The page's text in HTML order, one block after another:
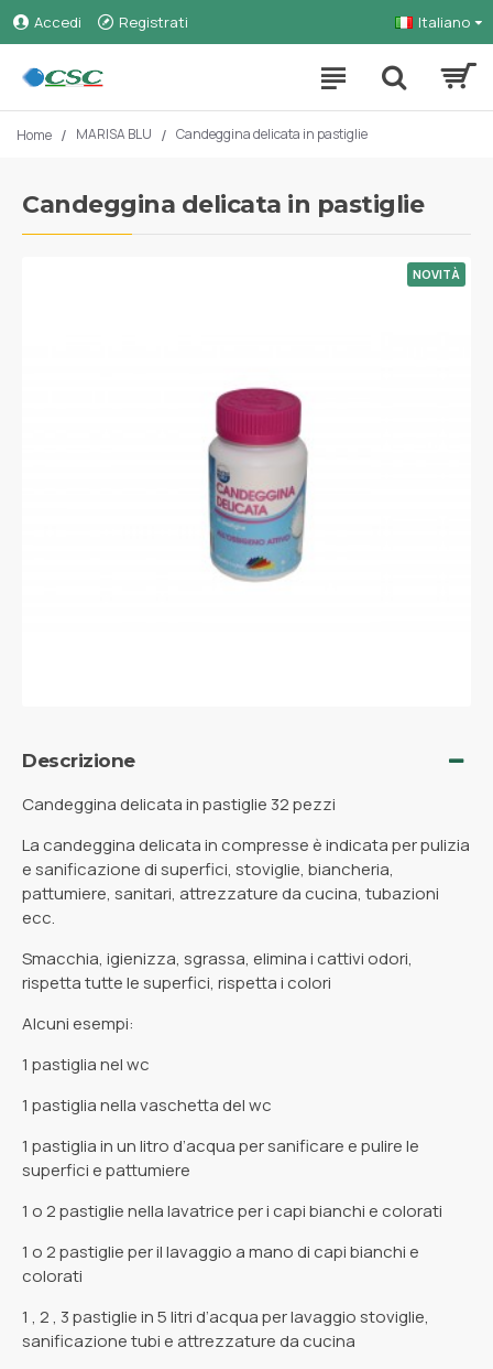
Accedi Registrati Italiano
Home MARISA BLU Candeggina delicata in pastiglie
Candeggina delicata in pastiglie
NOVITÀ
Descrizione
Candeggina delicata in pastiglie 32 pezzi
La candeggina delicata in compresse è indicata per pulizia
e sanificazione di superfici, stoviglie, biancheria,
pattumiere, sanitari, attrezzature da cucina, tubazioni
ecc.
Smacchia, igienizza, sgrassa, elimina i cattivi odori,
rispetta tutte le superfici, rispetta i colori
Alcuni esempi:
1 pastiglia nel wc
1 pastiglia nella vaschetta del wc
1 pastiglia in un litro d’acqua per sanificare e pulire le
superfici e pattumiere
1 o 2 pastiglie nella lavatrice per i capi bianchi e colorati
1 o 2 pastiglie per il lavaggio a mano di capi bianchi e
colorati
1 , 2 , 3 pastiglie in 5 litri d’acqua per lavaggio stoviglie,
sanificazione tubi e attrezzature da cucina